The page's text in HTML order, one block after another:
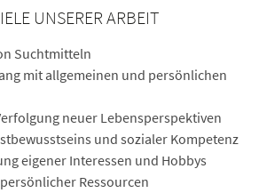
UNSERER ARBEIT
Suchtmitteln
mit allgemeinen und persönlichen
neuer Lebensperspektiven
und sozialer Kompetenz
eigener Interessen und Hobbys
Ressourcen